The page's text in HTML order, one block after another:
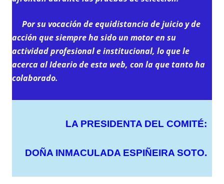
Por su vocación de equidistancia de juicio y de
acción que siempre ha sido un motor en su
actividad profesional e institucional, lo que le
acerca al Ideario de esta web, con la que tanto ha
colaborado.
LA PRESIDENTA DEL COMITÉ:
DOÑA INMACULADA ESPIÑEIRA SOTO.